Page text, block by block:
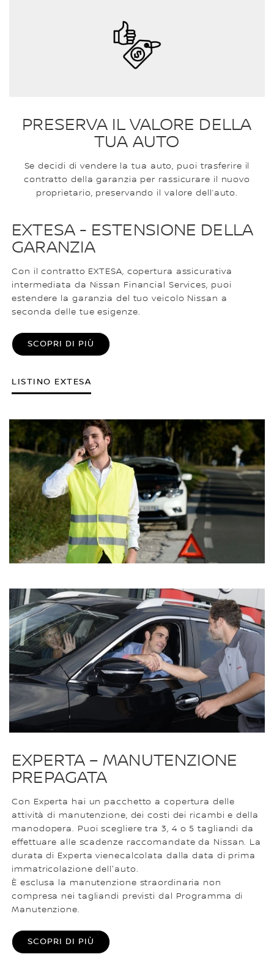
PRESERVA IL VALORE DELLA
TUA AUTO
Se decidi di vendere la tua auto, puoi trasferire il
contratto della garanzia per rassicurare il nuovo
proprietario, preservando il valore dell’auto.
EXTESA - ESTENSIONE DELLA
GARANZIA
Con il contratto EXTESA, copertura assicurativa
intermediata da Nissan Financial Services, puoi
estendere la garanzia del tuo veicolo Nissan a
seconda delle tue esigenze.
SCOPRI DI PIÙ
LISTINO EXTESA
EXPERTA – MANUTENZIONE
PREPAGATA​
Con Experta hai un pacchetto a copertura delle
attività di manutenzione, dei costi dei ricambi e della
manodopera. Puoi scegliere tra 3, 4 o 5 tagliandi da
effettuare alle scadenze raccomandate da Nissan. La
durata di Experta vienecalcolata dalla data di prima
immatricolazione dell'auto. ​
È esclusa la manutenzione straordinaria non
compresa nei tagliandi previsti dal Programma di
Manutenzione.
SCOPRI DI PIÙ